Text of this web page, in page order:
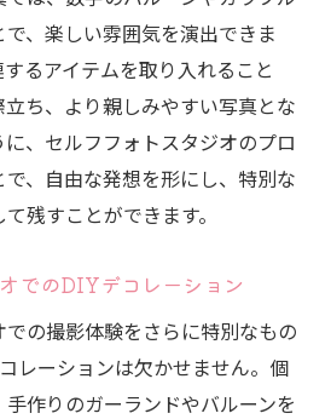
、楽しい雰囲気を演出できま
るアイテムを取り入れること
ち、より親しみやすい写真とな
、セルフフォトスタジオのプロ
、自由な発想を形にし、特別な
残すことができます。
でのDIYデコレーション
の撮影体験をさらに特別なもの
レーションは欠かせません。個
作りのガーランドやバルーンを